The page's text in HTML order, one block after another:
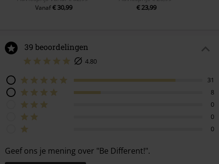
Vanaf€ 30,99
€ 23,99
39 beoordelingen
4.80
31
8
0
0
0
Geef ons je mening over "Be Different!".